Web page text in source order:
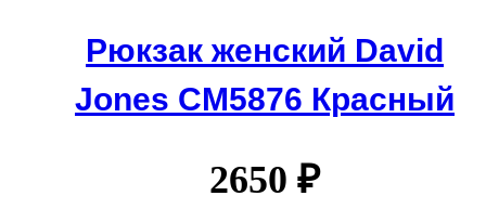
Рюкзак женский David
Jones CM5876 Красный
2650 ₽